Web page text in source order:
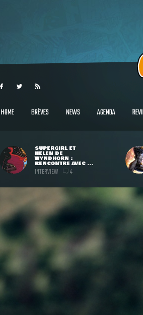
HOME BRÈVES NEWS AGENDA
SUPERGIRL ET
HELEN DE
WYNDHORN :
RENCONTRE AVEC ...
INTERVIEW 4